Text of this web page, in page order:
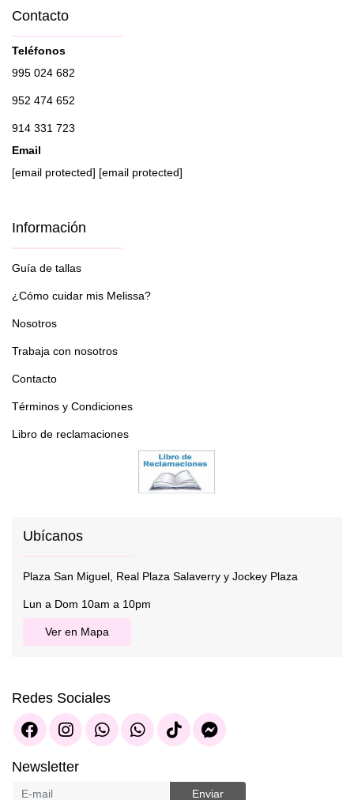
Contacto
Teléfonos
995 024 682
952 474 652
914 331 723
Email
[email protected] [email protected]
Información
Guía de tallas
¿Cómo cuidar mis Melissa?
Nosotros
Trabaja con nosotros
Contacto
Términos y Condiciones
Libro de reclamaciones
Ubícanos
Plaza San Miguel, Real Plaza Salaverry y Jockey Plaza
Lun a Dom 10am a 10pm
Ver en Mapa
Redes Sociales
Newsletter
Enviar